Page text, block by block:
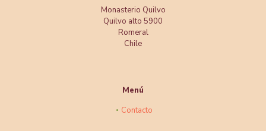
Monasterio Quilvo
Quilvo alto 5900
Romeral
Chile
Menú
Contacto